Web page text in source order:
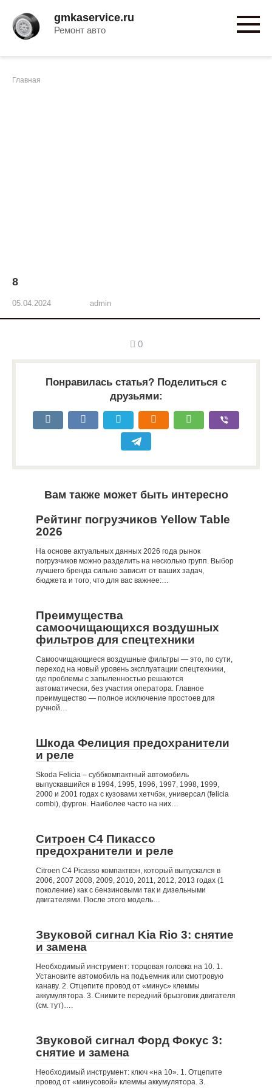
контенту
gmkaservice.ru
Ремонт авто
Главная
8
05.04.2024 admin
0
Понравилась статья? Поделиться с
друзьями:
Вам также может быть интересно
Рейтинг погрузчиков Yellow Table
2026
На основе актуальных данных 2026 года рынок
погрузчиков можно разделить на несколько групп. Выбор
лучшего бренда сильно зависит от ваших задач,
бюджета и того, что для вас важнее:…
Преимущества
самоочищающихся воздушных
фильтров для спецтехники
Самоочищающиеся воздушные фильтры — это, по сути,
переход на новый уровень эксплуатации спецтехники,
где проблемы с запыленностью решаются
автоматически, без участия оператора. Главное
преимущество — полное исключение простоев для
ручной…
Шкода Фелиция предохранители
и реле
Skoda Felicia – суббкомпактный автомобиль
выпускавшийся в 1994, 1995, 1996, 1997, 1998, 1999,
2000 и 2001 годах с кузовами хетчбэк, универсал (felicia
combi), фургон. Наиболее часто на них…
Ситроен С4 Пикассо
предохранители и реле
Citroen C4 Picasso компактвэн, который выпускался в
2006, 2007 2008, 2009, 2010, 2011, 2012, 2013 годах (1
поколение) как с бензиновыми так и дизельными
двигателями. После этого модель…
Звуковой сигнал Kia Rio 3: снятие
и замена
Необходимый инструмент: торцовая головка на 10. 1.
Установите автомобиль на подъемник или смотровую
канаву. 2. Отцепите провод от «минус» клеммы
аккумулятора. 3. Снимите передний брызговик двигателя
(см. тут)….
Звуковой сигнал Форд Фокус 3:
снятие и замена
Необходимый инструмент: ключ «на 10». 1. Отцепите
провод от «минусовой» клеммы аккумулятора. 3.